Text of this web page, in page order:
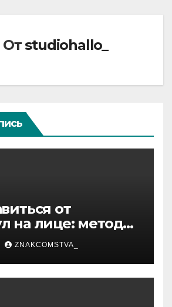
Отstudiohallo_
от
на лице: методы
ZNAKCOMSTVA_